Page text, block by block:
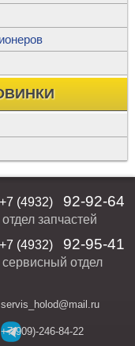
+7 (4932) 92-92-64
отдел запчастей
+7 (4932)
92-95-41
сервисный отдел
servis_holod@mail.ru
+7(909)-246-84-22